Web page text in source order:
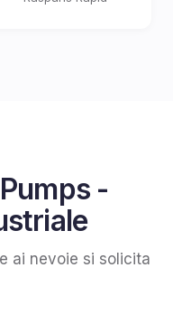
-
ai nevoie si solicita